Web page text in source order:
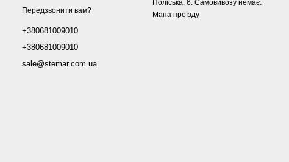
Передзвонити вам?
+380681009010
+380681009010
sale@stemar.com.ua
Поліська, 6. Самовивозу немає.
Мапа проїзду